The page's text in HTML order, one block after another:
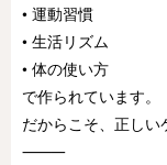
• 運動習慣
• 生活リズム
• 体の使い方
で作られています。
だからこそ、正しい
⸻